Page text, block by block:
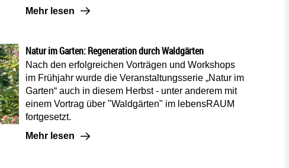
Mehr lesen: Info & Präsentation "Sanierung vor Neubau"
Mehr lesen
Natur im Garten: Regeneration durch Waldgärten
Nach den erfolgreichen Vorträgen und Workshops
im Frühjahr wurde die Veranstaltungsserie „Natur im
Garten“ auch in diesem Herbst - unter anderem mit
einem Vortrag über "Waldgärten" im lebensRAUM
fortgesetzt.
Mehr lesen: Natur im Garten: Regeneration durch
Mehr lesen